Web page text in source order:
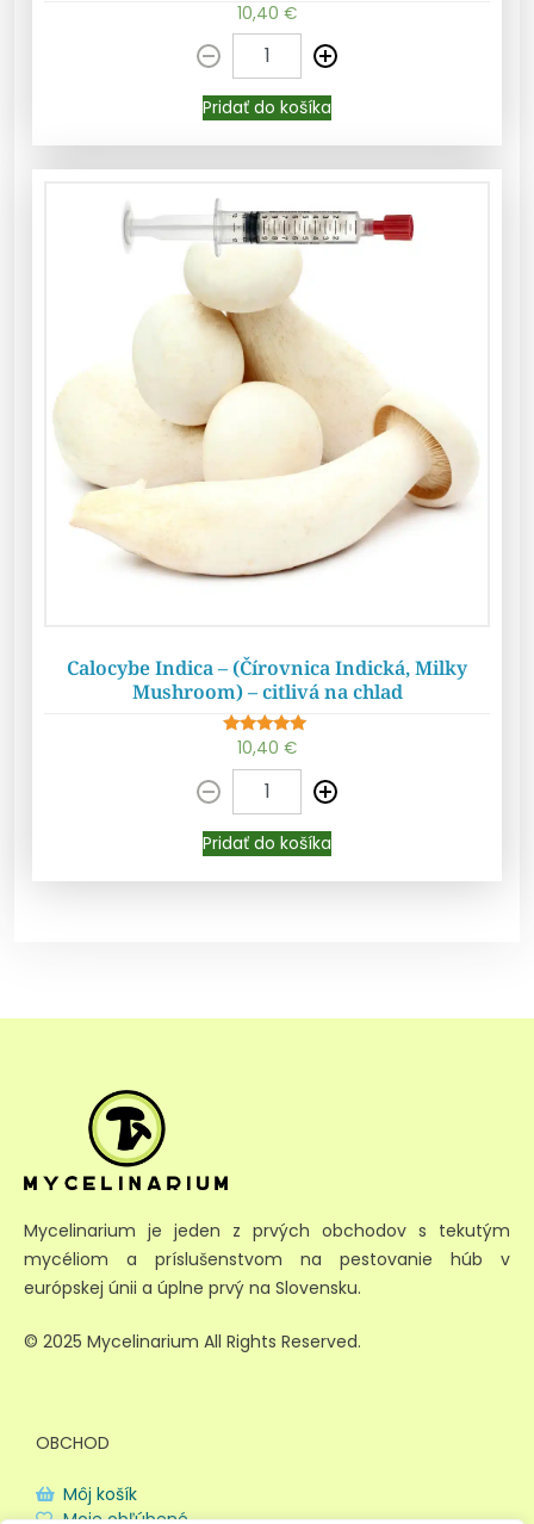
Pridať do košíka
10,40 €
Pridať do košíka
Pridať do košíka
Calocybe Indica – (Čírovnica Indická, Milky
Mushroom) – citlivá na chlad
Hodnotenie
10,40 €
Pridať do košíka
Mycelinarium je jeden z prvých obchodov s tekutým
mycéliom a príslušenstvom na pestovanie húb v
európskej únii a úplne prvý na Slovensku.
© 2025 Mycelinarium All Rights Reserved.
OBCHOD
Môj košík
Moje obľúbené